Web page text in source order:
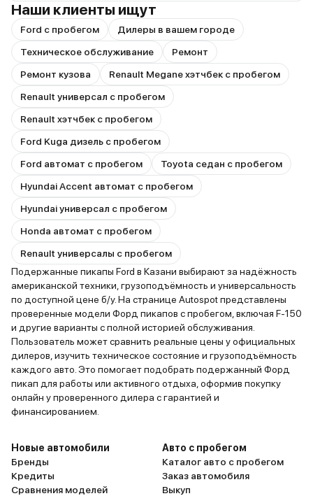
Наши клиенты ищут
Ford с пробегом
Дилеры в вашем городе
Техническое обслуживание
Ремонт
Ремонт кузова
Renault Megane хэтчбек с пробегом
Renault универсал с пробегом
Renault хэтчбек с пробегом
Ford Kuga дизель с пробегом
Ford автомат с пробегом
Toyota седан с пробегом
Hyundai Accent автомат с пробегом
Hyundai универсал с пробегом
Honda автомат с пробегом
Renault универсалы с пробегом
Подержанные пикапы Ford в Казани выбирают за надёжность
американской техники, грузоподъёмность и универсальность
по доступной цене б/у. На странице Autospot представлены
проверенные модели Форд пикапов с пробегом, включая F-150
и другие варианты с полной историей обслуживания.
Пользователь может сравнить реальные цены у официальных
дилеров, изучить техническое состояние и грузоподъёмность
каждого авто. Это помогает подобрать подержанный Форд
пикап для работы или активного отдыха, оформив покупку
онлайн у проверенного дилера с гарантией и
финансированием.
Новые автомобили
Бренды
Кредиты
Сравнения моделей
Авто с пробегом
Каталог авто с пробегом
Заказ автомобиля
Выкуп